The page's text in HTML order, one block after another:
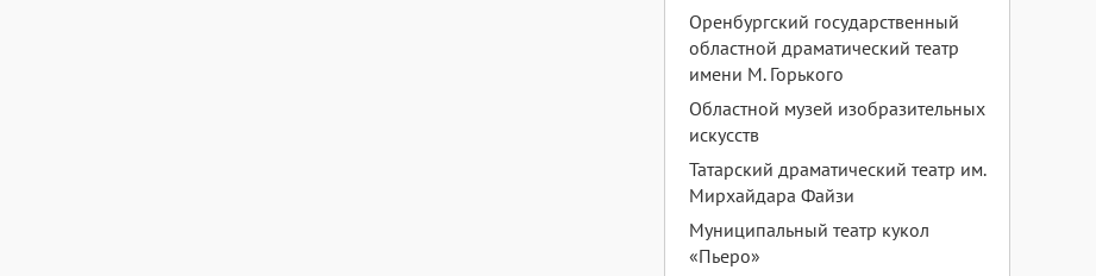
Оренбургский государственный
областной драматический театр
имени М. Горького
Областной музей изобразительных
искусств
Татарский драматический театр им.
Мирхайдара Файзи
Муниципальный театр кукол
«Пьеро»